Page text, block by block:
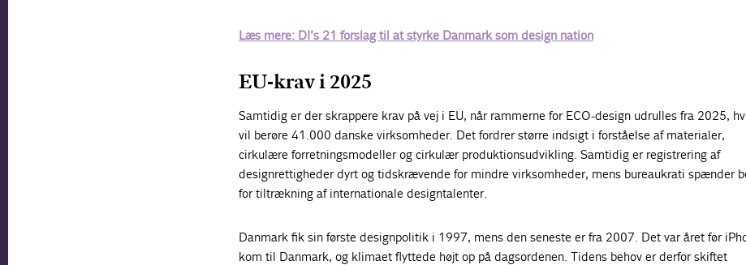
Læs mere: DI’s 21 forslag til at styrke Danmark som design nation
EU-krav i 2025
Samtidig er der skrappere krav på vej i EU, når rammerne for ECO-design udrulles fra 2025,
vil berøre 41.000 danske virksomheder. Det fordrer større indsigt i forståelse af materialer,
cirkulære forretningsmodeller og cirkulær produktionsudvikling. Samtidig er registrering af
designrettigheder dyrt og tidskrævende for mindre virksomheder, mens bureaukrati spænder
for tiltrækning af internationale designtalenter.
Danmark fik sin første designpolitik i 1997, mens den seneste er fra 2007. Det var året før
kom til Danmark, og klimaet flyttede højt op på dagsordenen. Tidens behov er derfor skiftet